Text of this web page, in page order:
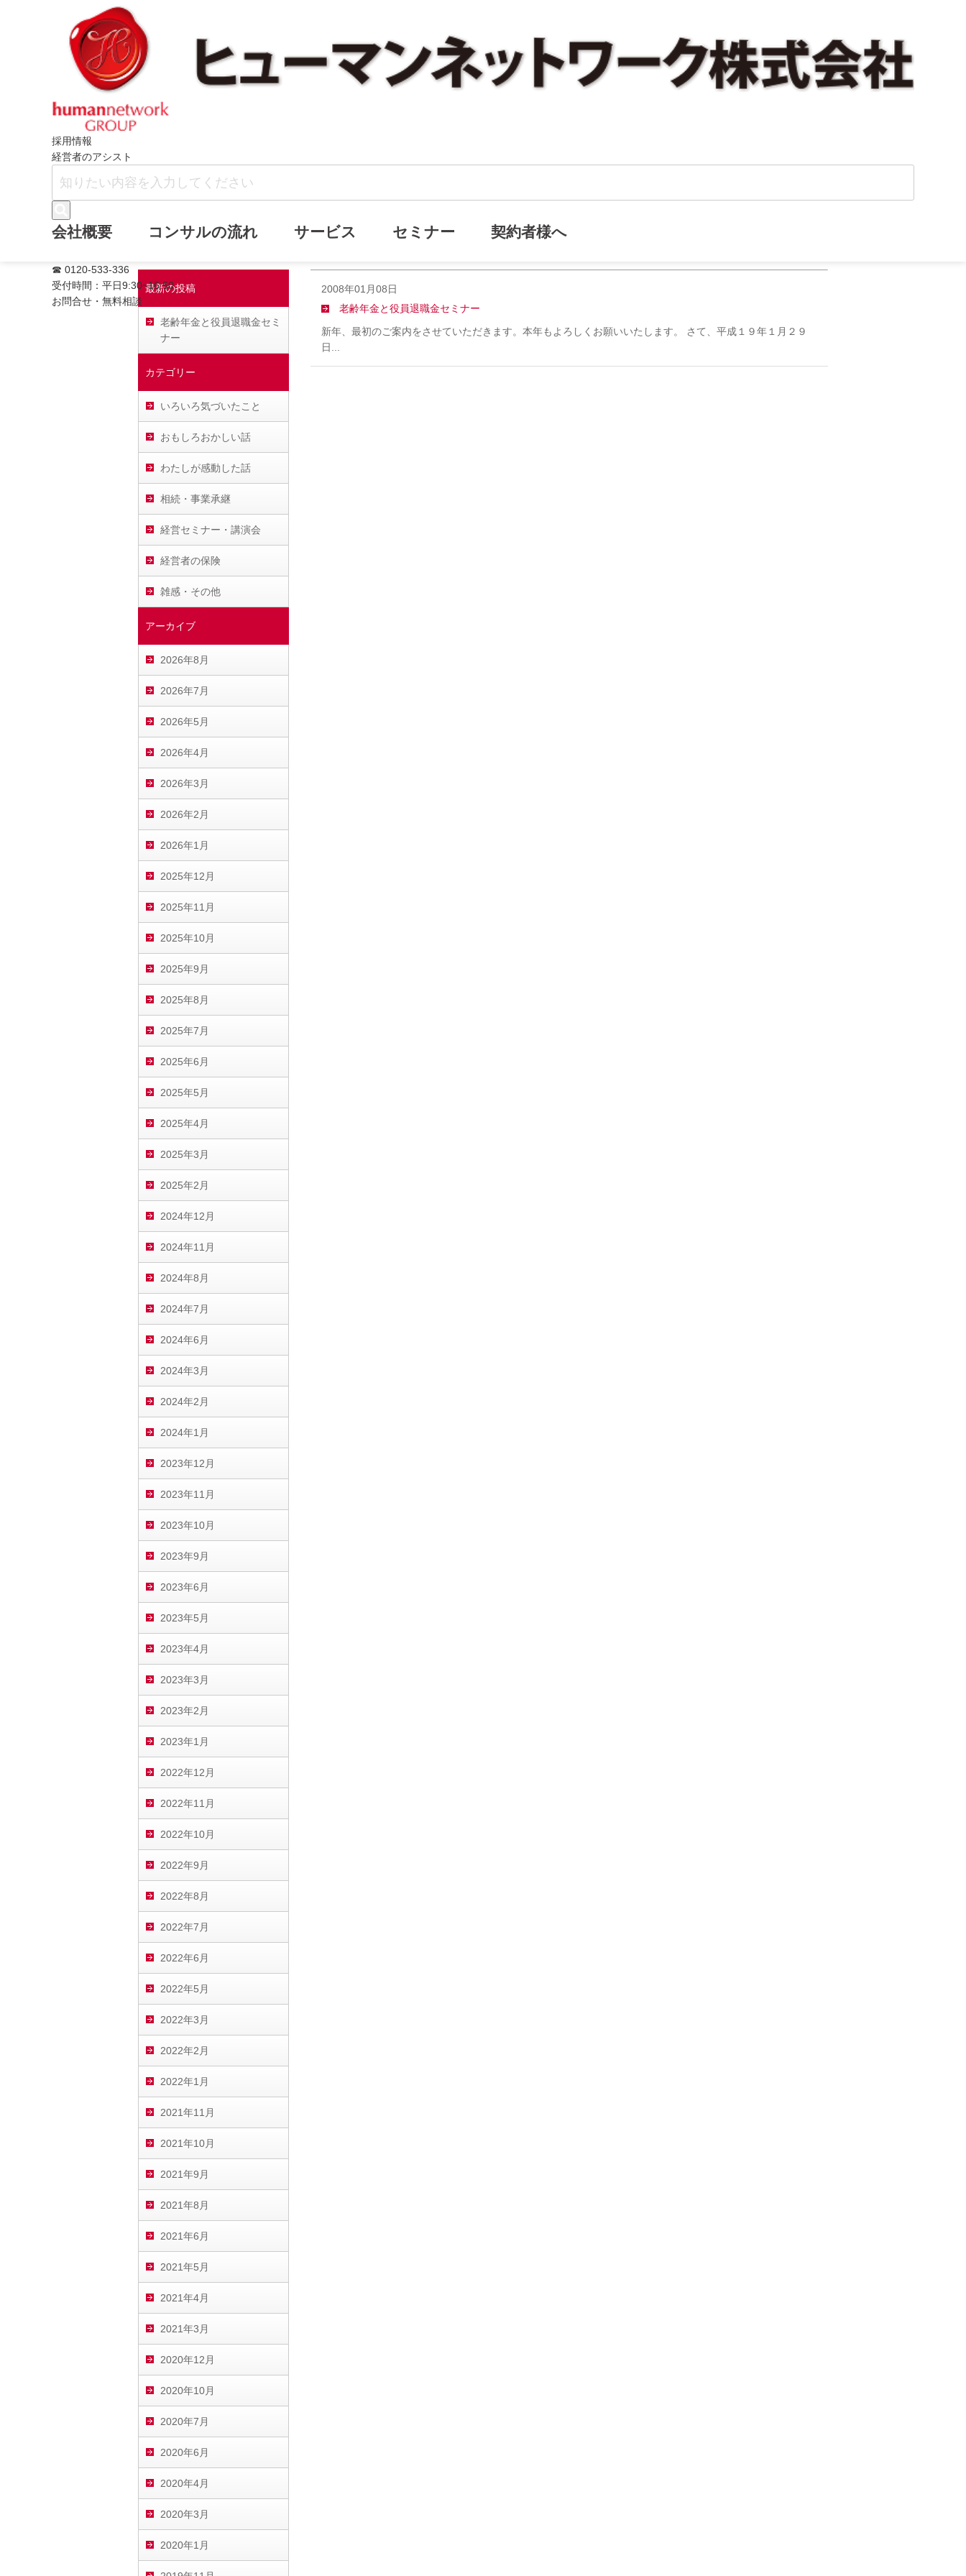
採用情報
経営者のアシスト
会社概要 コンサルの流れ サービス セミナー 契約者様へ
☎ 0120-533-336
受付時間：平日9:30~16:50
お問合せ・無料相談
最新の投稿
老齢年金と役員退職金セミ
ナー
カテゴリー
いろいろ気づいたこと
おもしろおかしい話
わたしが感動した話
相続・事業承継
経営セミナー・講演会
経営者の保険
雑感・その他
アーカイブ
2026年8月
2026年7月
2026年5月
2026年4月
2026年3月
2026年2月
2026年1月
2025年12月
2025年11月
2025年10月
2025年9月
2025年8月
2025年7月
2025年6月
2025年5月
2025年4月
2025年3月
2025年2月
2024年12月
2024年11月
2024年8月
2024年7月
2024年6月
2024年3月
2024年2月
2024年1月
2023年12月
2023年11月
2023年10月
2023年9月
2023年6月
2023年5月
2023年4月
2023年3月
2023年2月
2023年1月
2022年12月
2022年11月
2022年10月
2022年9月
2022年8月
2022年7月
2022年6月
2022年5月
2022年3月
2022年2月
2022年1月
2021年11月
2021年10月
2021年9月
2021年8月
2021年6月
2021年5月
2021年4月
2021年3月
2020年12月
2020年10月
2020年7月
2020年6月
2020年4月
2020年3月
2020年1月
2008年01月08日
老齢年金と役員退職金セミナー
新年、最初のご案内をさせていただきます。本年もよろしくお願いいたします。 さて、平成１９年１月２９
日...